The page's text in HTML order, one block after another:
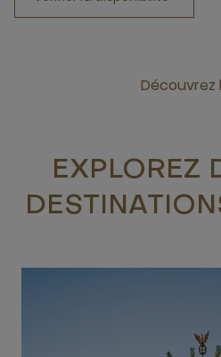
Découvrez
EXPLOREZ